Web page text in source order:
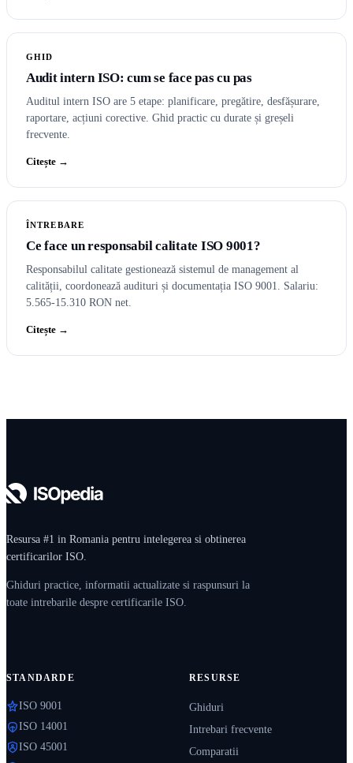
GHID
Audit intern ISO: cum se face pas cu pas
Auditul intern ISO are 5 etape: planificare, pregătire, desfășurare,
raportare, acțiuni corective. Ghid practic cu durate și greșeli
frecvente.
Citește →
ÎNTREBARE
Ce face un responsabil calitate ISO 9001?
Responsabilul calitate gestionează sistemul de management al
calității, coordonează audituri și documentația ISO 9001. Salariu:
5.565-15.310 RON net.
Citește →
Resursa #1 in Romania pentru intelegerea si obtinerea
certificarilor ISO.
Ghiduri practice, informatii actualizate si raspunsuri la
toate intrebarile despre certificarile ISO.
STANDARDE
ISO 9001
ISO 14001
ISO 45001
RESURSE
Ghiduri
Intrebari frecvente
Comparatii